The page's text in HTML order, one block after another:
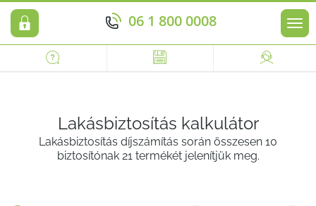
06 1 800 0008
Lakásbiztosítás kalkulátor
Lakásbiztosítás díjszámítás során összesen 10
biztosítónak 21 termékét jelenítjük meg.